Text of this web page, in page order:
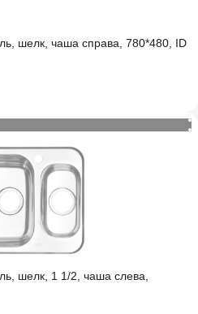
шелк, чаша справа, 780*480, ID
шелк, 1 1/2, чаша слева,